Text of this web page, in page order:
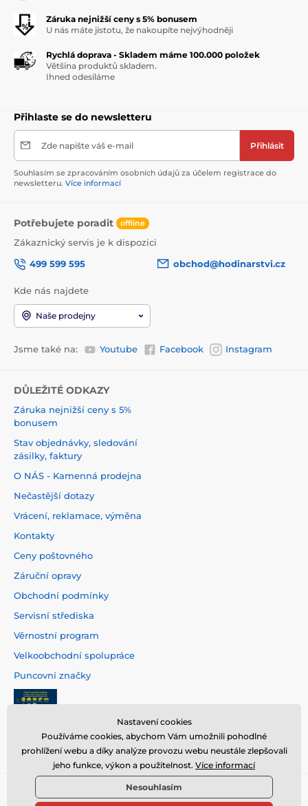
Záruka nejnižší ceny s 5% bonusem
U nás máte jistotu, že nakoupíte nejvýhodněji
Rychlá doprava - Skladem máme 100.000 položek
Většina produktů skladem.
Ihned odesíláme
Přihlaste se do newsletteru
Zde napište váš e-mail Přihlásit
Souhlasím se zpracováním osobních údajů za účelem registrace do
newsletteru. Více informací
Potřebujete poradit offline
Zákaznický servis je k dispozici
499 599 595
obchod@hodinarstvi.cz
Kde nás najdete
Naše prodejny
Jsme také na: Youtube Facebook Instagram
DŮLEŽITÉ ODKAZY
Záruka nejnižší ceny s 5%
bonusem
Stav objednávky, sledování
zásilky, faktury
O NÁS - Kamenná prodejna
Nečastější dotazy
Vrácení, reklamace, výměna
Kontakty
Ceny poštovného
Záruční opravy
Obchodní podmínky
Servisní střediska
Věrnostní program
Velkoobchodní spolupráce
Puncovní značky
Nastavení cookies
Používáme cookies, abychom Vám umožnili pohodlné
prohlížení webu a díky analýze provozu webu neustále zlepšovali
jeho funkce, výkon a použitelnost. Více informací
Nesouhlasím